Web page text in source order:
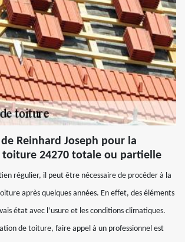
Reinhard Joseph pour la
24270 totale ou partielle
régulier, il peut être nécessaire de procéder à la
après quelques années. En effet, des éléments
état avec l’usure et les conditions climatiques.
de toiture, faire appel à un professionnel est